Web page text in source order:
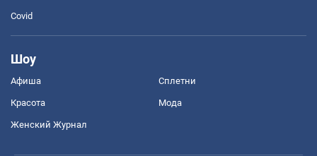
Covid
Шоу
Афиша Сплетни
Красота Мода
Женский Журнал